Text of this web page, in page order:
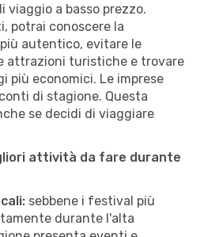
a basso prezzo.
potrai conoscere la
autentico, evitare le
attrazioni turistiche e trovare
più economici. Le imprese
di stagione. Questa
se decidi di viaggiare
attività da fare durante
sebbene i festival più
durante l'alta